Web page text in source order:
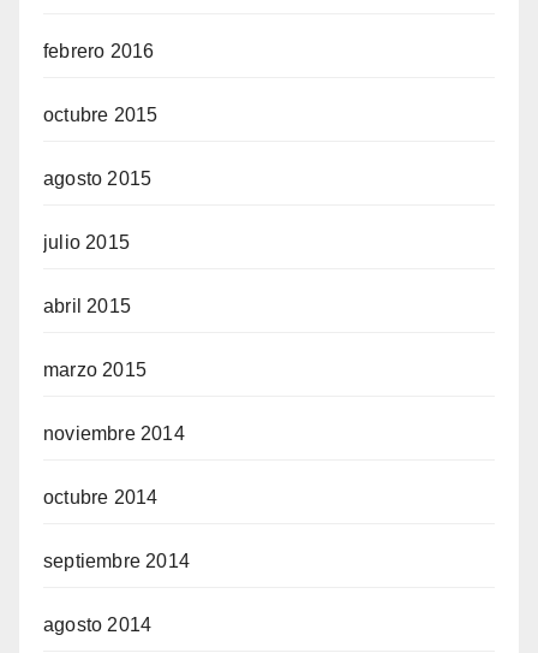
febrero 2016
octubre 2015
agosto 2015
julio 2015
abril 2015
marzo 2015
noviembre 2014
octubre 2014
septiembre 2014
agosto 2014